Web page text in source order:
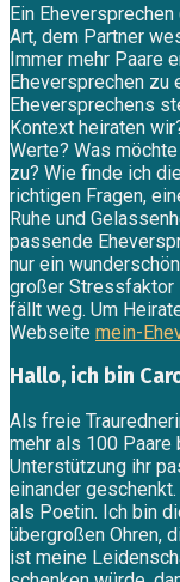
Ein
Art, dem Partner
Immer mehr Paare
Eheversprechen zu
Eheversprechens
Kontext heiraten
Werte? Was
zu? Wie finde ich
richtigen Fragen,
Ruhe und
passende
nur ein
großer Stressfaktor
fällt weg. Um
Webseite mein-
Hallo, ich bin
Als freie
mehr als 100 Paare
Unterstützung ihr
einander
als Poetin. Ich bin
übergroßen Ohren,
ist meine